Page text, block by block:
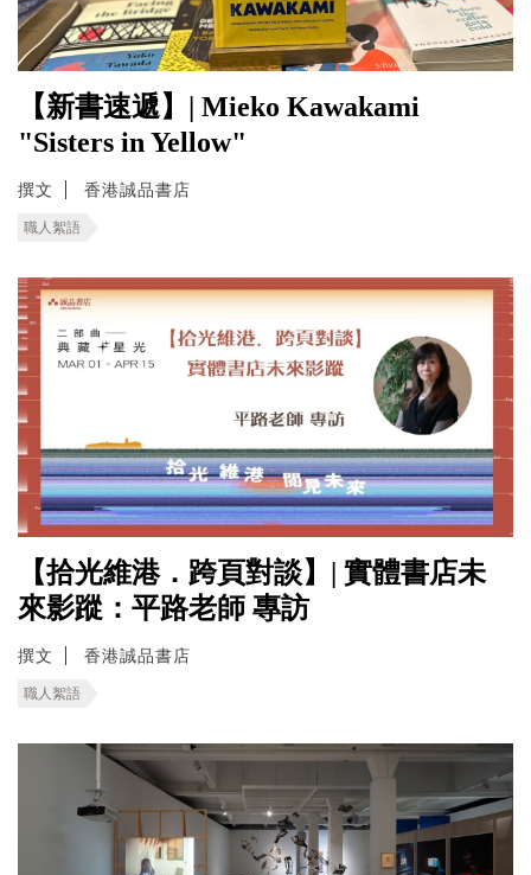
【新書速遞】| Mieko Kawakami
"Sisters in Yellow"
撰文 香港誠品書店
職人絮語
【拾光維港．跨頁對談】| 實體書店未
來影蹤：平路老師 專訪
撰文 香港誠品書店
職人絮語